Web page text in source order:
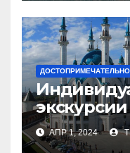
откройте
стороны
АПР 1, 2024